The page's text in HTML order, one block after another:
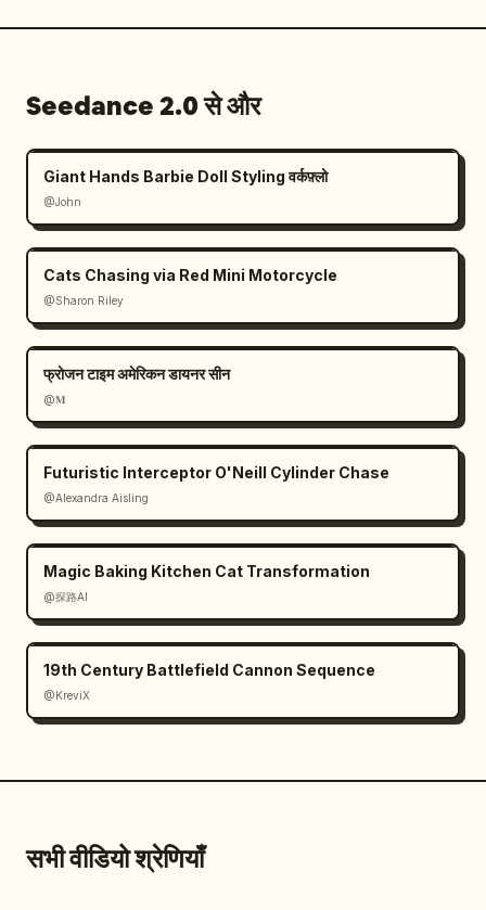
Seedance 2.0 से और
Giant Hands Barbie Doll Styling वर्कफ़्लो
@John
Cats Chasing via Red Mini Motorcycle
@Sharon Riley
फ्रोजन टाइम अमेरिकन डायनर सीन
@𝐌
Futuristic Interceptor O'Neill Cylinder Chase
@Alexandra Aisling
Magic Baking Kitchen Cat Transformation
@探路AI
19th Century Battlefield Cannon Sequence
@KreviX
सभी वीडियो श्रेणियाँ